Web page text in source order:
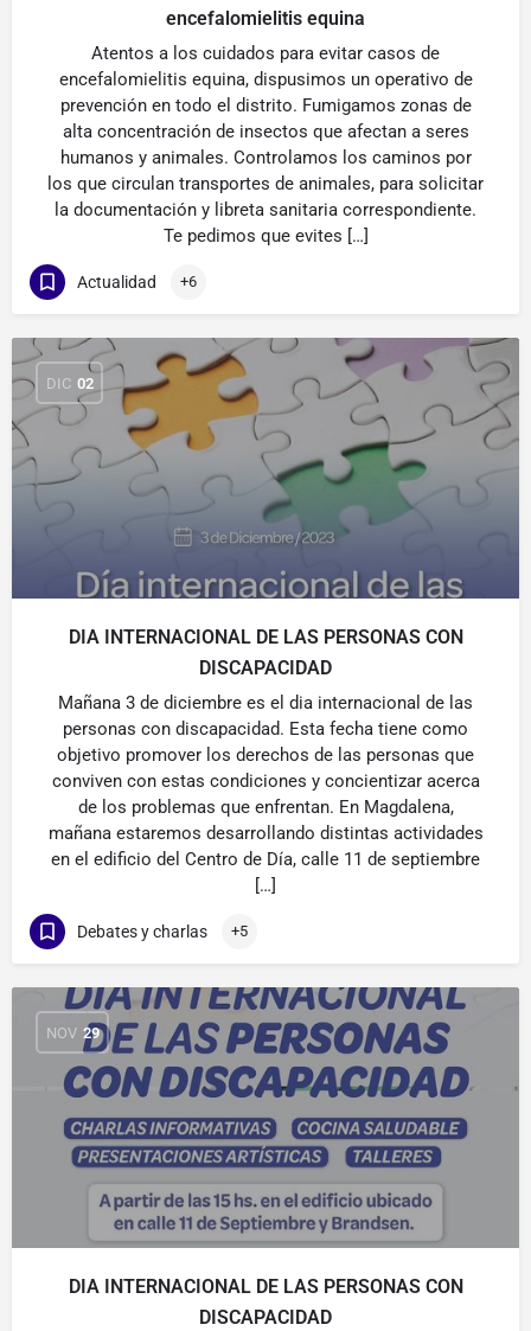
encefalomielitis equina
Atentos a los cuidados para evitar casos de
encefalomielitis equina, dispusimos un operativo de
prevención en todo el distrito. Fumigamos zonas de
alta concentración de insectos que afectan a seres
humanos y animales. Controlamos los caminos por
los que circulan transportes de animales, para solicitar
la documentación y libreta sanitaria correspondiente.
Te pedimos que evites […]
Actualidad +6
DIC 02
DIA INTERNACIONAL DE LAS PERSONAS CON
DISCAPACIDAD
Mañana 3 de diciembre es el dia internacional de las
personas con discapacidad. Esta fecha tiene como
objetivo promover los derechos de las personas que
conviven con estas condiciones y concientizar acerca
de los problemas que enfrentan. En Magdalena,
mañana estaremos desarrollando distintas actividades
en el edificio del Centro de Día, calle 11 de septiembre
[…]
Debates y charlas +5
NOV 29
DIA INTERNACIONAL DE LAS PERSONAS CON
DISCAPACIDAD